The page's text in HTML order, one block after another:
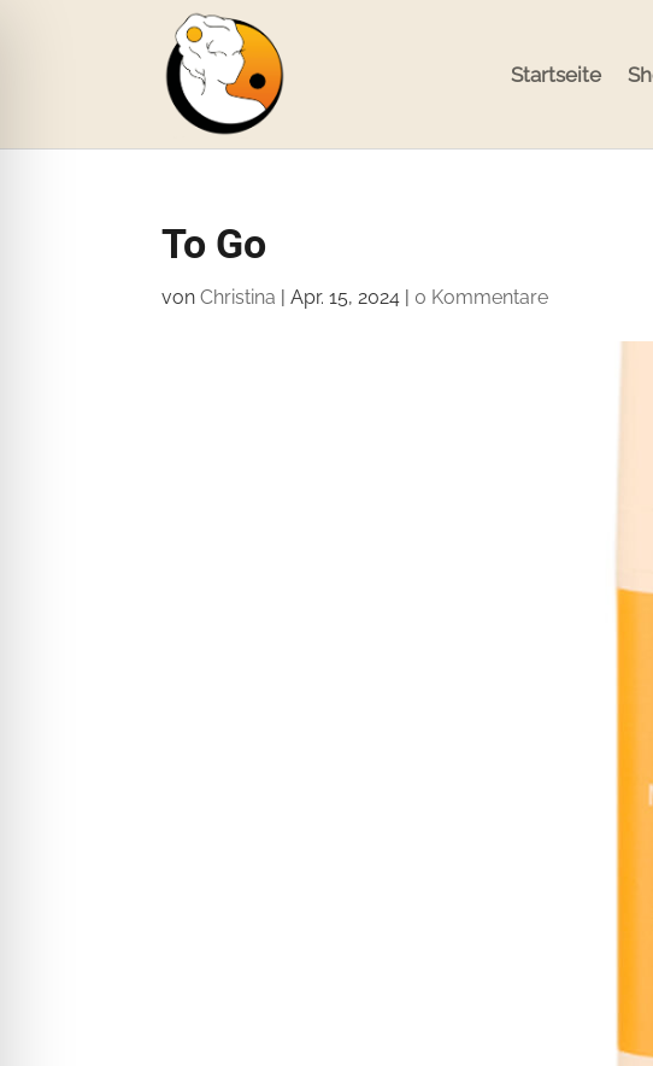
Startseite
To Go
vonChristina |Apr. 15, 2024 | 0 Kommentare